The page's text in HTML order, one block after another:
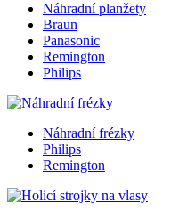
Náhradní planžety
Braun
Panasonic
Remington
Philips
Náhradní frézky
Philips
Remington